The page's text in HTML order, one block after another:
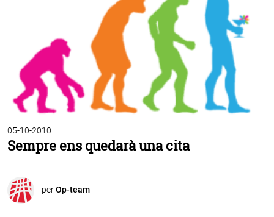
05-10-2010
Sempre ens quedarà una cita
perOp-team